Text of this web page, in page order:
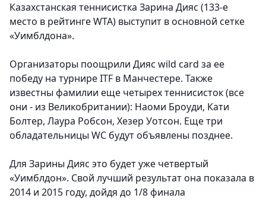
Казахстанская теннисистка Зарина Дияс (133-е
место в рейтинге WTA) выступит в основной сетке
«Уимблдона».
Организаторы поощрили Дияс wild card за ее
победу на турнире ITF в Манчестере. Также
известны фамилии еще четырех теннисисток (все
они - из Великобритании): Наоми Броуди, Кати
Болтер, Лаура Робсон, Хезер Уотсон. Еще три
обладательницы WC будут объявлены позднее.
Для Зарины Дияс это будет уже четвертый
«Уимблдон». Свой лучший результат она показала в
2014 и 2015 году, дойдя до 1/8 финала